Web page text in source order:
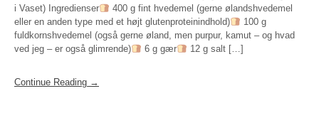
i Vaset) Ingredienser
400 g fint hvedemel (gerne ølandshvedemel
eller en anden type med et højt glutenproteinindhold)
100 g
fuldkornshvedemel (også gerne øland, men purpur, kamut – og hvad
ved jeg – er også glimrende)
6 g gær 12 g salt […]
Continue Reading →